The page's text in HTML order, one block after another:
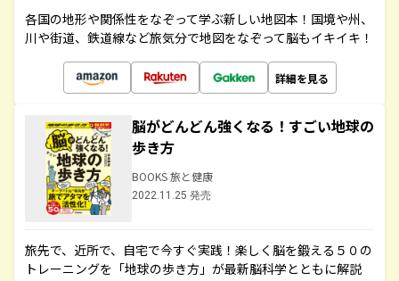
各国の地形や関係性をなぞって学ぶ新しい地図本！国境や州、
川や街道、鉄道線など旅気分で地図をなぞって脳もイキイキ！
詳細を見る
脳がどんどん強くなる！すごい地球の
歩き方
BOOKS 旅と健康
2022.11.25 発売
旅先で、近所で、自宅で今すぐ実践！楽しく脳を鍛える５０の
トレーニングを「地球の歩き方」が最新脳科学とともに解説